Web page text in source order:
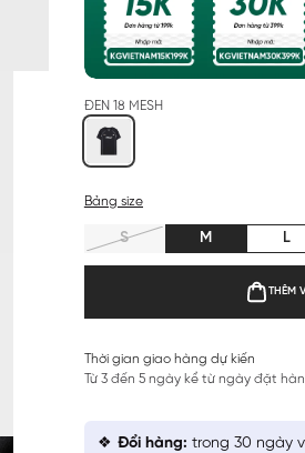
ĐEN 18 MESH
Bảng size
S M L
THÊM
Thời gian giao hàng dự kiến
Từ 3 đến 5 ngày kể từ ngày đặt
Đổi hàng: trong 30 ngày